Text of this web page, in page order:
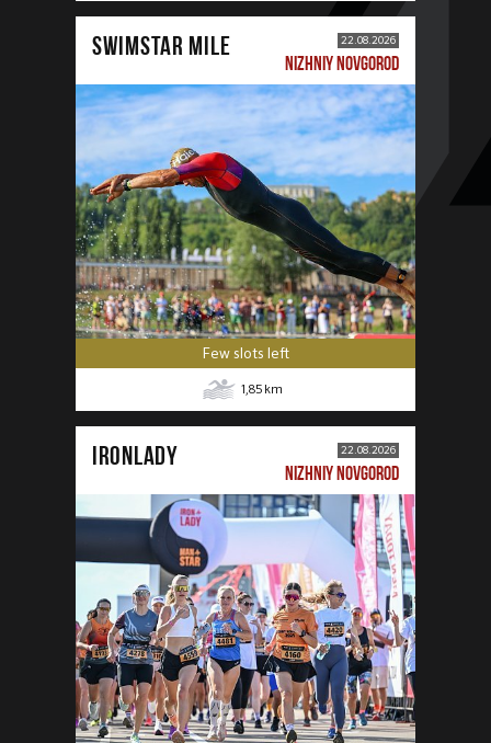
SWIMSTAR MILE 22.08.2026
NIZHNIY NOVGOROD
Few slots left
1,85 km
IRONLADY 22.08.2026
NIZHNIY NOVGOROD